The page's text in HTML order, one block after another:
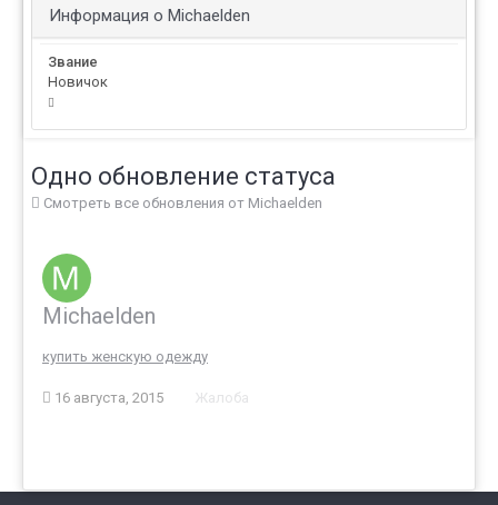
Информация о Michaelden
Звание
Новичок
Одно обновление статуса
Смотреть все обновления от Michaelden
Michaelden
купить женскую одежду
16 августа, 2015 Жалоба